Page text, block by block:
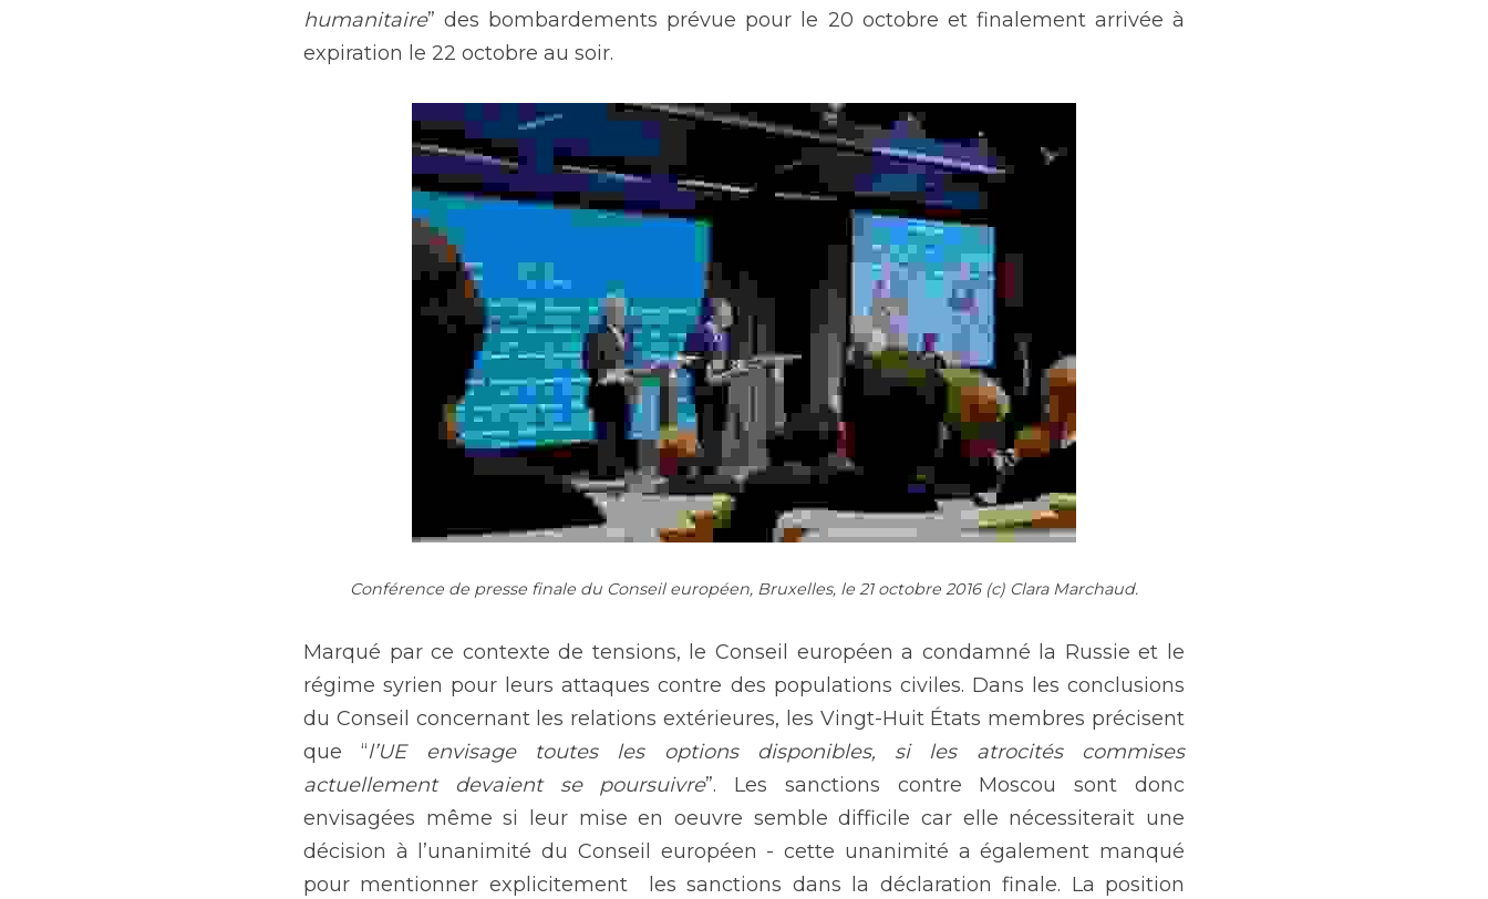
humanitaire” des bombardements prévue pour le 20 octobre et finalement arrivée à
expiration le 22 octobre au soir.
Conférence de presse finale du Conseil européen, Bruxelles, le 21 octobre 2016 (c) Clara Marchaud.
Marqué par ce contexte de tensions, le Conseil européen a condamné la Russie et le
régime syrien pour leurs attaques contre des populations civiles. Dans les conclusions
du Conseil concernant les relations extérieures, les Vingt-Huit États membres précisent
que “l’UE envisage toutes les options disponibles, si les atrocités commises
actuellement devaient se poursuivre”. Les sanctions contre Moscou sont donc
envisagées même si leur mise en oeuvre semble difficile car elle nécessiterait une
décision à l’unanimité du Conseil européen - cette unanimité a également manqué
pour mentionner explicitement  les sanctions dans la déclaration finale. La position